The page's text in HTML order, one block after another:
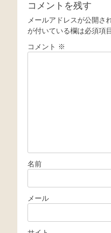
ゲ
ー
ョ
コメントを残す
メールアドレスが公開さ
が付いている欄は必須項
コメント ※
名前
メール